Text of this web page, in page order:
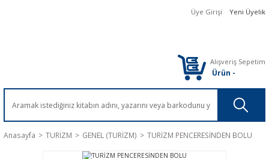
Üye Girişi Yeni Üyelik
Alışveriş Sepetim
Ürün -
Anasayfa TURİZM GENEL (TURİZM) TURİZM PENCERESİNDEN BOLU